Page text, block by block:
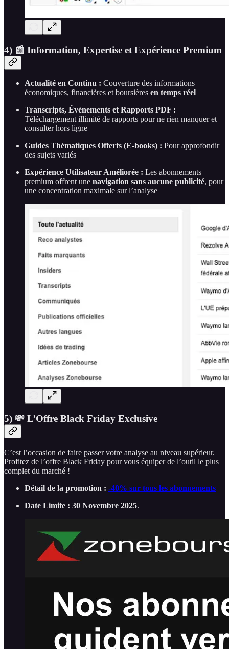
4) 📰 Information, Expertise et Expérience Premium
Actualité en Continu : Couverture des informations
économiques, financières et boursières en temps réel
Transcripts, Événements et Rapports PDF :
Téléchargement illimité de rapports pour ne rien manquer et
consulter hors ligne
Guides Thématiques Offerts (E-books) : Pour approfondir
des sujets variés
Expérience Utilisateur Améliorée : Les abonnements
premium offrent une navigation sans aucune publicité, pour
une concentration maximale sur l’analyse
5) 💸 L’Offre Black Friday Exclusive
C’est l’occasion de faire passer votre analyse au niveau supérieur.
Profitez de l’offre Black Friday pour vous équiper de l’outil le plus
complet du marché !
Détail de la promotion : -40% sur tous les abonnements
Date Limite : 30 Novembre 2025.